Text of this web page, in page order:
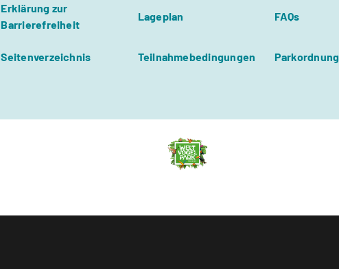
Erklärung zur
Barrierefreiheit
Lageplan FAQs
Seitenverzeichnis Teilnahmebedingungen Parkordnung